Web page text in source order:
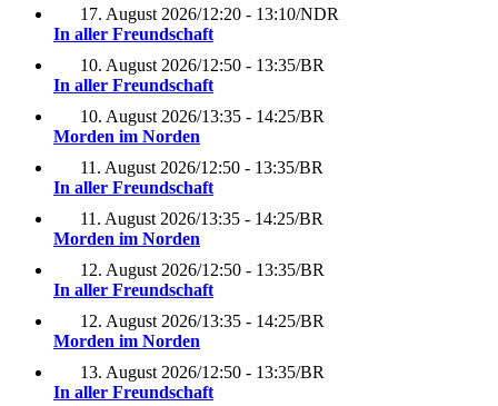
17. August 2026/12:20 - 13:10/NDR
In aller Freundschaft
10. August 2026/12:50 - 13:35/BR
In aller Freundschaft
10. August 2026/13:35 - 14:25/BR
Morden im Norden
11. August 2026/12:50 - 13:35/BR
In aller Freundschaft
11. August 2026/13:35 - 14:25/BR
Morden im Norden
12. August 2026/12:50 - 13:35/BR
In aller Freundschaft
12. August 2026/13:35 - 14:25/BR
Morden im Norden
13. August 2026/12:50 - 13:35/BR
In aller Freundschaft